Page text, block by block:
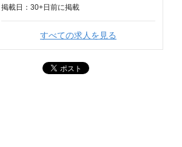
掲載日： 30+日 前に掲載
すべての求人を見る